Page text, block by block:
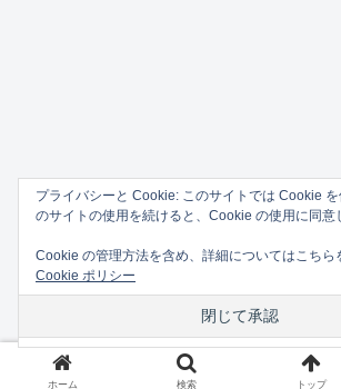
ホーム 検索 トップ
プライバシーと Cookie: このサイトでは Cookie
のサイトの使用を続けると、Cookie の使用に同意
Cookie の管理方法を含め、詳細についてはこちら
Cookie ポリシー